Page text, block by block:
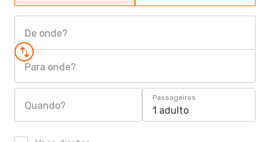
De onde?
Para onde?
Quando?
Passageiros
1 adulto